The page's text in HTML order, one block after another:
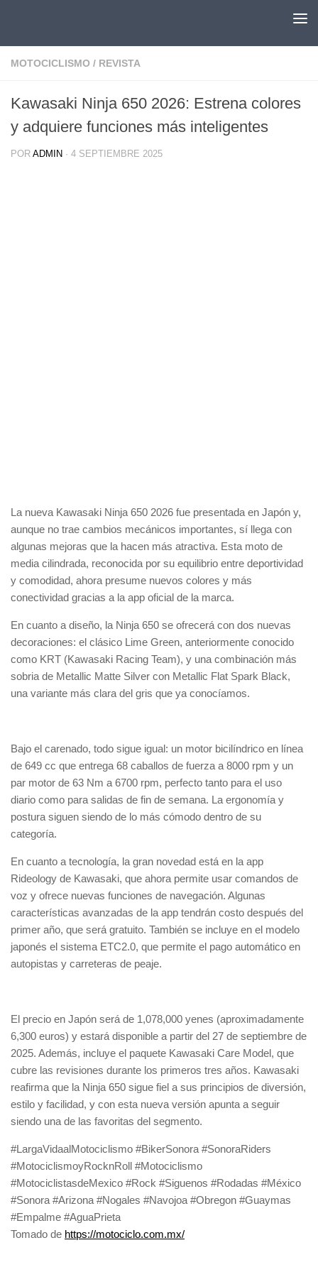
MOTOCICLISMO / REVISTA
Kawasaki Ninja 650 2026: Estrena colores
y adquiere funciones más inteligentes
POR ADMIN · 4 SEPTIEMBRE 2025
La nueva Kawasaki Ninja 650 2026 fue presentada en Japón y,
aunque no trae cambios mecánicos importantes, sí llega con
algunas mejoras que la hacen más atractiva. Esta moto de
media cilindrada, reconocida por su equilibrio entre deportividad
y comodidad, ahora presume nuevos colores y más
conectividad gracias a la app oficial de la marca.
En cuanto a diseño, la Ninja 650 se ofrecerá con dos nuevas
decoraciones: el clásico Lime Green, anteriormente conocido
como KRT (Kawasaki Racing Team), y una combinación más
sobria de Metallic Matte Silver con Metallic Flat Spark Black,
una variante más clara del gris que ya conocíamos.
Bajo el carenado, todo sigue igual: un motor bicilíndrico en línea
de 649 cc que entrega 68 caballos de fuerza a 8000 rpm y un
par motor de 63 Nm a 6700 rpm, perfecto tanto para el uso
diario como para salidas de fin de semana. La ergonomía y
postura siguen siendo de lo más cómodo dentro de su
categoría.
En cuanto a tecnología, la gran novedad está en la app
Rideology de Kawasaki, que ahora permite usar comandos de
voz y ofrece nuevas funciones de navegación. Algunas
características avanzadas de la app tendrán costo después del
primer año, que será gratuito. También se incluye en el modelo
japonés el sistema ETC2.0, que permite el pago automático en
autopistas y carreteras de peaje.
El precio en Japón será de 1,078,000 yenes (aproximadamente
6,300 euros) y estará disponible a partir del 27 de septiembre de
2025. Además, incluye el paquete Kawasaki Care Model, que
cubre las revisiones durante los primeros tres años. Kawasaki
reafirma que la Ninja 650 sigue fiel a sus principios de diversión,
estilo y facilidad, y con esta nueva versión apunta a seguir
siendo una de las favoritas del segmento.
#LargaVidaalMotociclismo #BikerSonora #SonoraRiders
#MotociclismoyRocknRoll #Motociclismo
#MotociclistasdeMexico #Rock #Siguenos #Rodadas #México
#Sonora #Arizona #Nogales #Navojoa #Obregon #Guaymas
#Empalme #AguaPrieta
Tomado de https://motociclo.com.mx/